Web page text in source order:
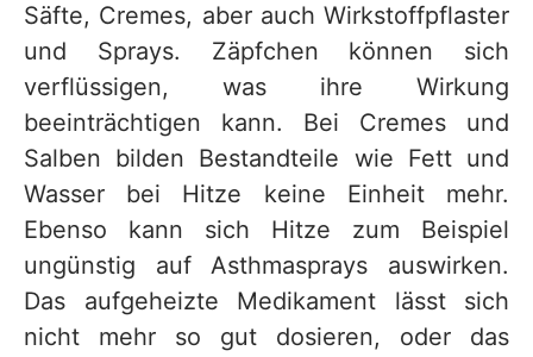
Säfte, Cremes, aber auch Wirkstoffpflaster
und Sprays. Zäpfchen können sich
verflüssigen, was ihre Wirkung
beeinträchtigen kann. Bei Cremes und
Salben bilden Bestandteile wie Fett und
Wasser bei Hitze keine Einheit mehr.
Ebenso kann sich Hitze zum Beispiel
ungünstig auf Asthmasprays auswirken.
Das aufgeheizte Medikament lässt sich
nicht mehr so gut dosieren, oder das